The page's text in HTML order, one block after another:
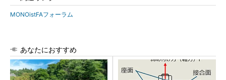
MONOistFAフォーラム
あなたにおすすめ